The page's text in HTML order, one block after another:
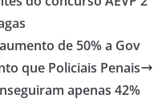
de 50% a Gov
que Policiais Penais
apenas 42%